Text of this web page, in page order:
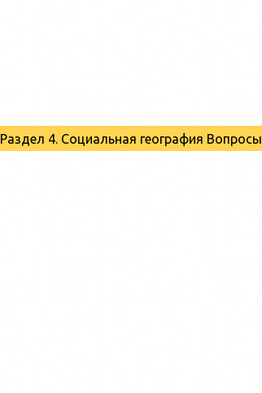
Раздел 4. Социальная география Вопросы